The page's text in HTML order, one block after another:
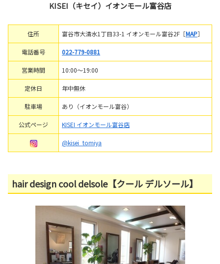
KISEI（キセイ）イオンモール富谷店
住所 富谷市大清水1丁目33-1 イオンモール富谷2F［MAP］
電話番号 022-779-0881
営業時間 10:00～19:00
定休日 年中無休
駐車場 あり（イオンモール富谷）
公式ページ KISEI イオンモール富谷店
@kisei_tomiya
hair design cool delsole【クール デルソール】